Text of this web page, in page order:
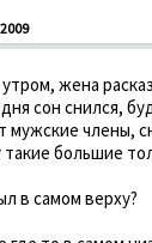
жена
сон снился,
мужские члены,
такие большие
в самом верху?